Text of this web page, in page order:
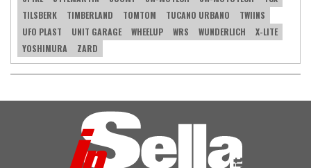
TILSBERK
TIMBERLAND TOMTOM TUCANO URBANO
TWIINS
UFO PLAST
UNIT GARAGE WHEELUP WRS WUNDERLICH
X-LITE
YOSHIMURA
ZARD